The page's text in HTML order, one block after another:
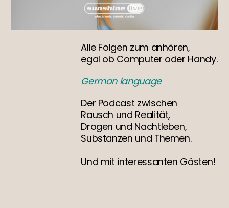
Alle Folgen zum anhören,
egal ob Computer oder Handy.
German language
Der Podcast zwischen
Rausch und Realität,
Drogen und Nachtleben,
Substanzen und Themen.
Und mit interessanten Gästen!